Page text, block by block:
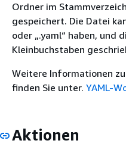
Ordner im
gespeichert. Die Datei
oder „.yaml“ haben, und
Kleinbuchstaben
Weitere Informationen
finden Sie unter. YAML-
Aktionen